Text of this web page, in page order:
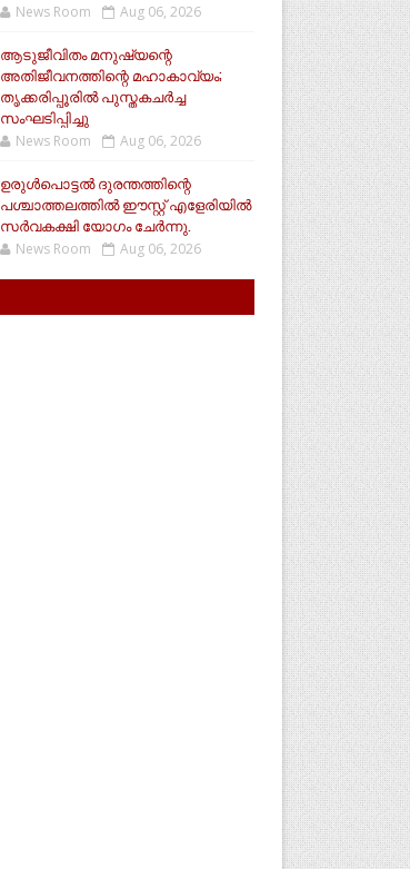
News Room Aug 06, 2026
ആടുജീവിതം മനുഷ്യന്റെ
അതിജീവനത്തിന്റെ മഹാകാവ്യം;
തൃക്കരിപ്പൂരിൽ പുസ്തകചർച്ച
സംഘടിപ്പിച്ചു
News Room Aug 06, 2026
ഉരുൾപൊട്ടൽ ദുരന്തത്തിന്റെ
പശ്ചാത്തലത്തിൽ ഈസ്റ്റ്‌ എളേരിയിൽ
സർവകക്ഷി യോഗം ചേർന്നു.
News Room Aug 06, 2026